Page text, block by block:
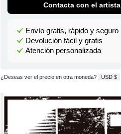
Contacta con el artista
Envío gratis, rápido y seguro
Devolución fácil y gratis
Atención personalizada
¿Deseas ver el precio en otra moneda? USD $